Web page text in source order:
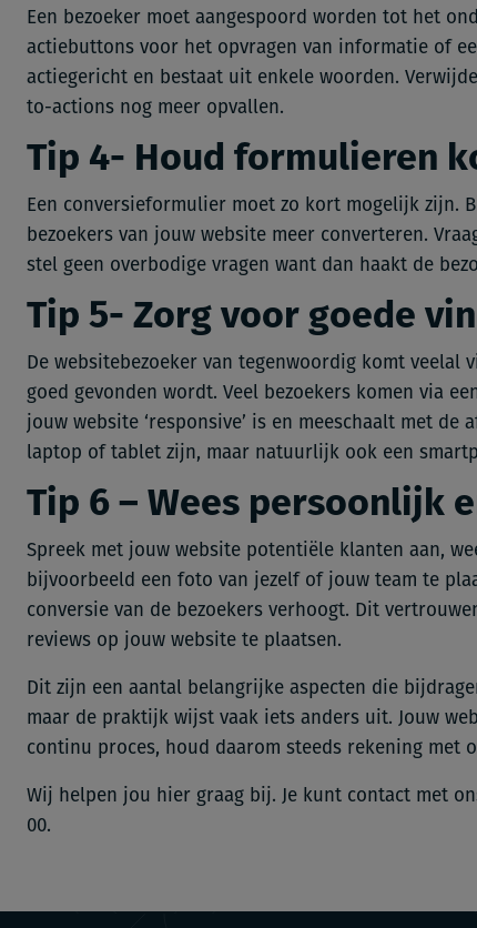
Een bezoeker moet aangespoord worden tot het
actiebuttons voor het opvragen van informatie of
actiegericht en bestaat uit enkele woorden.
to-actions nog meer opvallen.
Tip 4- Houd formulieren
Een conversieformulier moet zo kort mogelijk zijn.
bezoekers van jouw website meer converteren.
stel geen overbodige vragen want dan haakt de
Tip 5- Zorg voor goede
De websitebezoeker van tegenwoordig komt veelal
goed gevonden wordt. Veel bezoekers komen via
jouw website ‘responsive’ is en meeschaalt met
laptop of tablet zijn, maar natuurlijk ook een
Tip 6 – Wees persoonlijk
Spreek met jouw website potentiële klanten aan,
bijvoorbeeld een foto van jezelf of jouw team te
conversie van de bezoekers verhoogt. Dit
reviews op jouw website te plaatsen.
Dit zijn een aantal belangrijke aspecten die
maar de praktijk wijst vaak iets anders uit. Jouw
continu proces, houd daarom steeds rekening met
Wij helpen jou hier graag bij. Je kunt contact met
00.